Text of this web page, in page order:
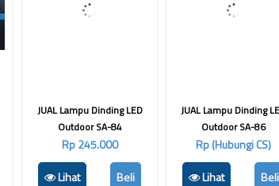
JUAL Lampu Dinding LED
Outdoor SA-84
Rp 245.000
Lihat
Beli
JUAL Lampu Dinding
Outdoor SA-86
Rp (Hubungi CS)
Lihat
Beli